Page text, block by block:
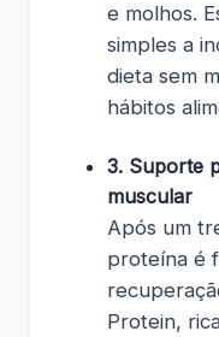
e molhos.
simples a
dieta sem
hábitos
3. Suporte
muscular
Após um
proteína é
Protein,